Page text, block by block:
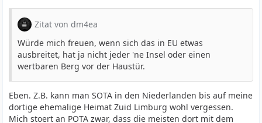
Zitat von dm4ea
Würde mich freuen, wenn sich das in EU etwas
ausbreitet, hat ja nicht jeder 'ne Insel oder einen
wertbaren Berg vor der Haustür.
Eben. Z.B. kann man SOTA in den Niederlanden bis auf meine
dortige ehemalige Heimat Zuid Limburg wohl vergessen.
Mich stoert an POTA zwar, dass die meisten dort mit dem